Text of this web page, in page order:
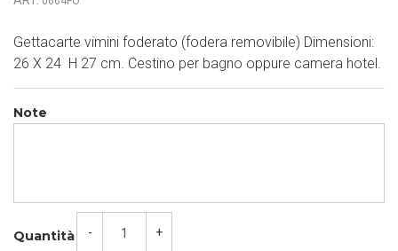
Gettacarte vimini foderato (fodera removibile) Dimensioni:
26 X 24 H 27 cm. Cestino per bagno oppure camera hotel.
Note
Quantità - +